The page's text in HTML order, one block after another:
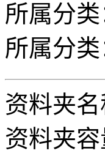
所属分类
所属分类
资料夹名
资料夹容